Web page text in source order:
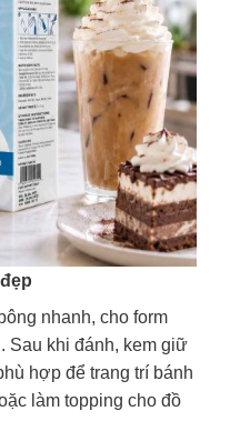
nhanh, cho form
Sau khi đánh, kem giữ
hợp để trang trí bánh
làm topping cho đồ